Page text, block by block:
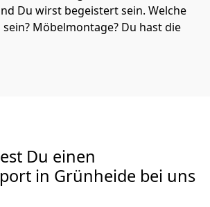
Du wirst begeistert sein. Welche
Möbelmontage? Du hast die
Du einen
in Grünheide bei uns